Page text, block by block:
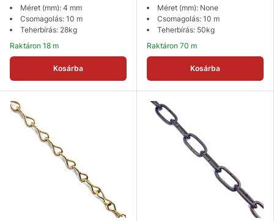
Méret (mm): 4 mm
Csomagolás: 10 m
Teherbírás: 28kg
Raktáron 18 m
Kosárba
Méret (mm): None
Csomagolás: 10 m
Teherbírás: 50kg
Raktáron 70 m
Kosárba